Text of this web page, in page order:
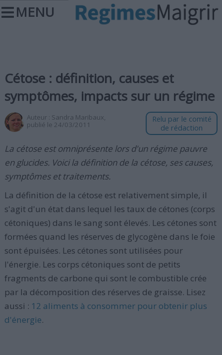
MENU
Cétose : définition, causes et
symptômes, impacts sur un régime
Auteur : Sandra Maribaux,
publié le 24/03/2011
Relu par le comité
de rédaction
La cétose est omniprésente lors d'un régime pauvre
en glucides. Voici la définition de la cétose, ses causes,
symptômes et traitements.
La définition de la cétose est relativement simple, il
s'agit d'un état dans lequel les taux de cétones (corps
cétoniques) dans le sang sont élevés. Les cétones sont
formées quand les réserves de glycogène dans le foie
sont épuisées. Les cétones sont utilisées pour
l'énergie. Les corps cétoniques sont de petits
fragments de carbone qui sont le combustible crée
par la décomposition des réserves de graisse. Lisez
aussi : 12 aliments à consommer pour obtenir plus
d'énergie.